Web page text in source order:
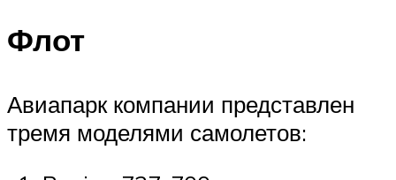
Флот
Авиапарк компании представлен
тремя моделями самолетов: